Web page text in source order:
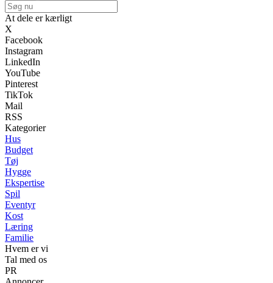
At dele er kærligt
X
Facebook
Instagram
LinkedIn
YouTube
Pinterest
TikTok
Mail
RSS
Kategorier
Hus
Budget
Tøj
Hygge
Ekspertise
Spil
Eventyr
Kost
Læring
Familie
Hvem er vi
Tal med os
PR